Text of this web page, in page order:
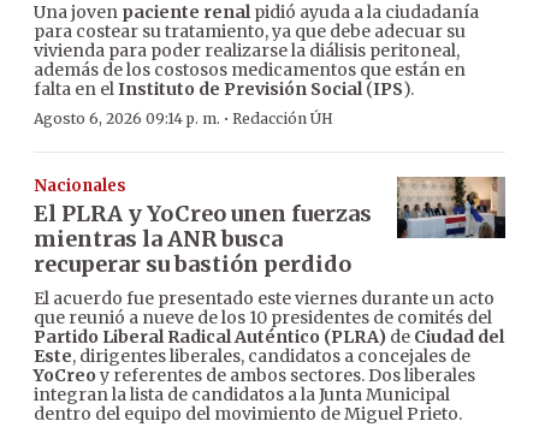
Una joven paciente renalpidió ayuda a la ciudadanía
para costear su tratamiento, ya que debe adecuar su
vivienda para poder realizarse la diálisis peritoneal,
además de los costosos medicamentos que están en
falta en elInstituto de Previsión Social(IPS).
Agosto 6, 2026 09:14 p. m. · Redacción ÚH
Nacionales
El PLRA y YoCreo unen fuerzas
mientras la ANR busca
recuperar su bastión perdido
El acuerdo fue presentado este viernes durante un acto
que reunió a nueve de los 10 presidentes de comités del
Partido Liberal Radical Auténtico (PLRA) de Ciudad del
Este, dirigentes liberales, candidatos a concejales de
YoCreo y referentes de ambos sectores. Dos liberales
integran la lista de candidatos a la Junta Municipal
dentro del equipo del movimiento de Miguel Prieto.